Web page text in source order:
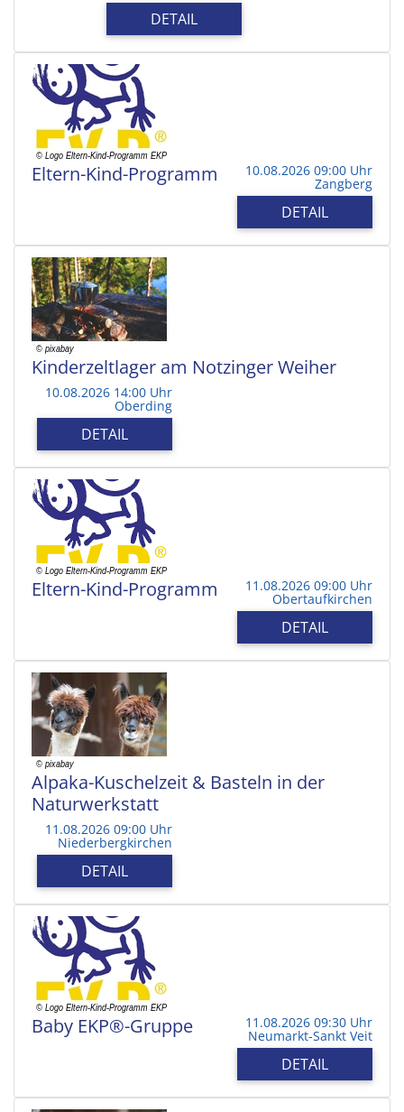
DETAIL
Eltern-Kind-Programm 10.08.2026 09:00 Uhr
Zangberg
DETAIL
Kinderzeltlager am Notzinger Weiher
10.08.2026 14:00 Uhr
Oberding
DETAIL
Eltern-Kind-Programm 11.08.2026 09:00 Uhr
Obertaufkirchen
DETAIL
Alpaka-Kuschelzeit & Basteln in der
Naturwerkstatt
11.08.2026 09:00 Uhr
Niederbergkirchen
DETAIL
Baby EKP®-Gruppe 11.08.2026 09:30 Uhr
Neumarkt-Sankt Veit
DETAIL